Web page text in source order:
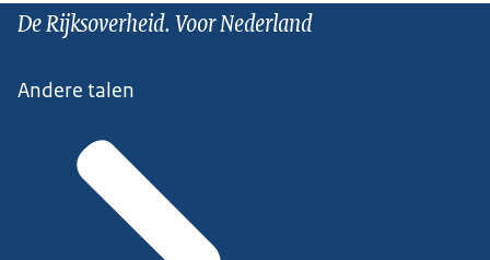
De Rijksoverheid. Voor Nederland
Andere talen